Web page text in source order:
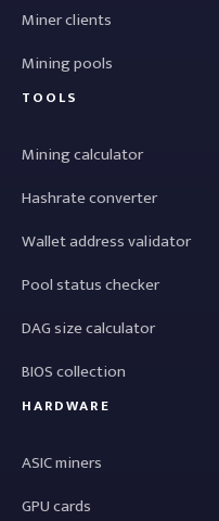
Miner clients
Mining pools
TOOLS
Mining calculator
Hashrate converter
Wallet address validator
Pool status checker
DAG size calculator
BIOS collection
HARDWARE
ASIC miners
GPU cards